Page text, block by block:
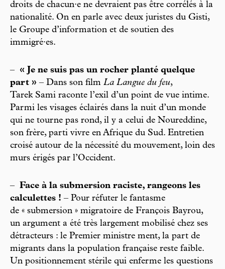
droits de chacun·e ne devraient pas être corrélés à la
nationalité. On en parle avec deux juristes du Gisti,
le Groupe d’information et de soutien des
immigré·es.
–
« Je ne suis pas un rocher planté quelque
part » – Dans son film La Langue du feu,
Tarek Sami raconte l’exil d’un point de vue intime.
Parmi les visages éclairés dans la nuit d’un monde
qui ne tourne pas rond, il y a celui de Noureddine,
son frère, parti vivre en Afrique du Sud. Entretien
croisé autour de la nécessité du mouvement, loin des
murs érigés par l’Occident.
– Face à la submersion raciste, rangeons les
calculettes ! – Pour réfuter le fantasme
de « submersion » migratoire de François Bayrou,
un argument a été très largement mobilisé chez ses
détracteurs : le Premier ministre ment, la part de
migrants dans la population française reste faible.
Un positionnement stérile qui enferme les questions